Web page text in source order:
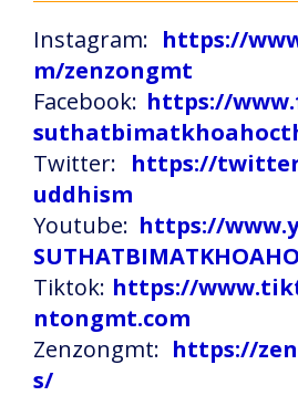
Instagram: https://
m/zenzongmt
Facebook: https://
Twitter: https://
uddhism
Youtube: https://
Tiktok: https://
ntongmt.com
Zenzongmt: https://
s/